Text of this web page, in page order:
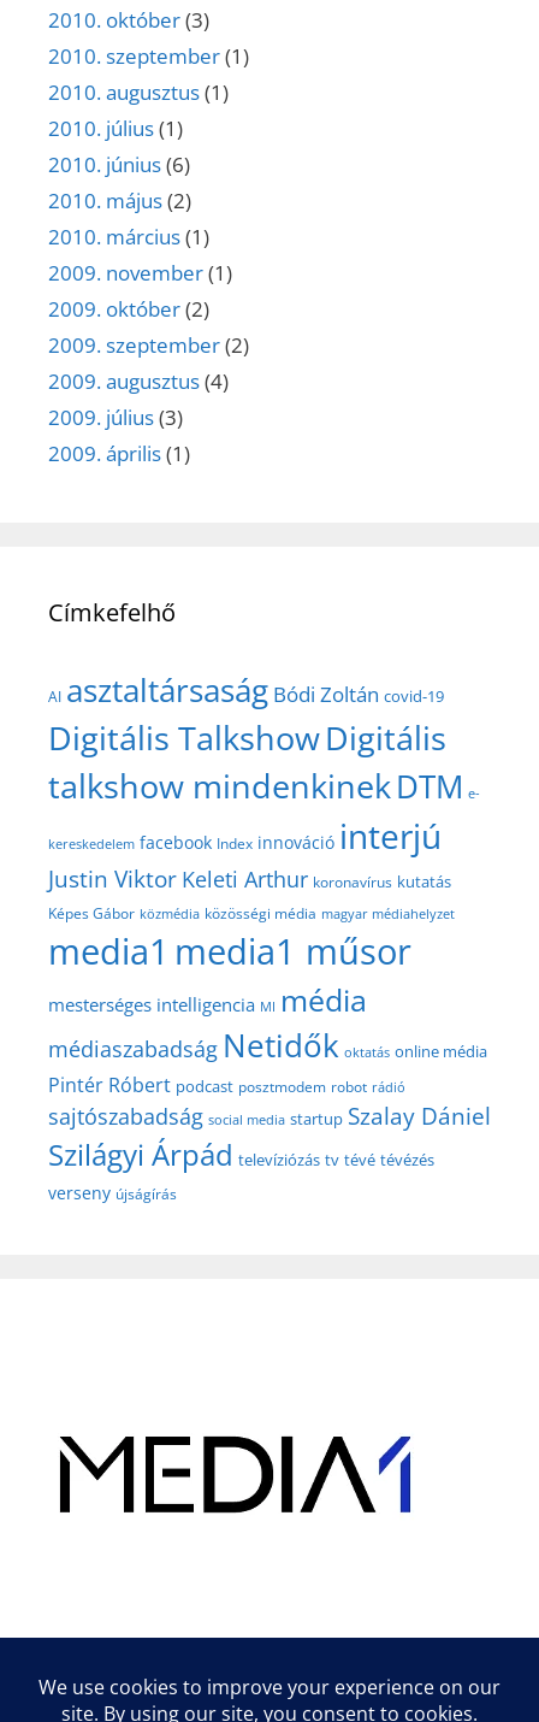
2010. október(3)
2010. szeptember(1)
2010. augusztus(1)
2010. július(1)
2010. június(6)
2010. május(2)
2010. március(1)
2009. november(1)
2009. október(2)
2009. szeptember(2)
2009. augusztus(4)
2009. július(3)
2009. április(1)
Címkefelhő
AI asztaltársaság Bódi Zoltán covid-19
Digitális TalkshowDigitális
talkshow mindenkinekDTM e-
kereskedelem facebook Index innováció interjú
Justin Viktor Keleti Arthur koronavírus kutatás
Képes Gábor közmédia közösségi média magyar médiahelyzet
media1 media1 műsor
mesterséges intelligencia MI média
médiaszabadság Netidők oktatás online média
Pintér Róbert podcast posztmodem robot rádió
sajtószabadság social media startup Szalay Dániel
Szilágyi Árpád televíziózás tv tévé tévézés
verseny újságírás